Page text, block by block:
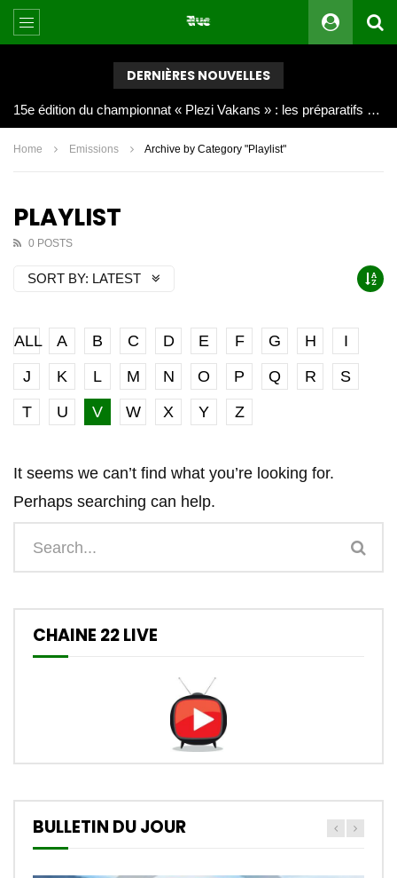
DERNIÈRES NOUVELLES
Joy Clerf Derisier, sur les traces de son père : évangéliser par la musique
Home Emissions Archive by Category "Playlist"
PLAYLIST
0 POSTS
SORT BY: LATEST
ALL A B C D E F G H
I
J
K L M N O P Q R
S
T
U V W X Y Z
It seems we can’t find what you’re looking for.
Perhaps searching can help.
CHAINE 22 LIVE
BULLETIN DU JOUR